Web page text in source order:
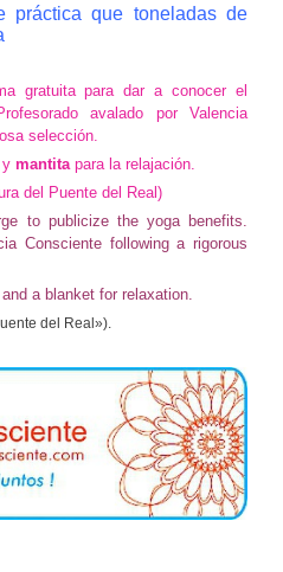
práctica que toneladas de
gratuita para dar a conocer el
avalado por Valencia
selección.
mantitapara la relajación.
del Puente del Real)
to publicize the yoga benefits.
Consciente following a rigorous
a blanket for relaxation.
del Real»).